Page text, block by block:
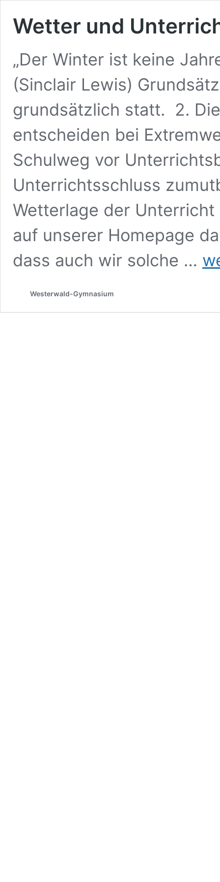
Wetter und
„Der Winter ist keine
(Sinclair Lewis)
grundsätzlich statt. 2.
entscheiden bei
Schulweg vor
Unterrichtsschluss
Wetterlage der
auf unserer Homepage
dass auch wir solche …
und
Westerwald-Gymnasium